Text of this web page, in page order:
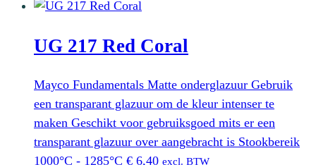
UG 217 Red Coral
Mayco Fundamentals Matte onderglazuur Gebruik
een transparant glazuur om de kleur intenser te
maken Geschikt voor gebruiksgoed mits er een
transparant glazuur over aangebracht is Stookbereik
1000°C - 1285°C € 6,40 excl. BTW